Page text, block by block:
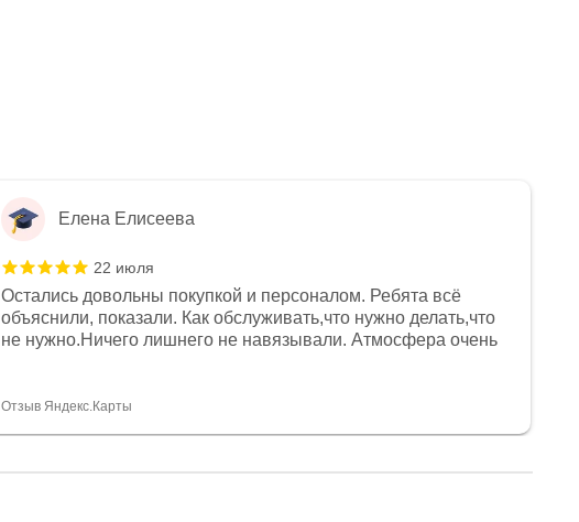
Елена Елисеева
22 июля
Остались довольны покупкой и персоналом. Ребята всё
объяснили, показали. Как обслуживать,что нужно делать,что
не нужно.Ничего лишнего не навязывали. Атмосфера очень
огромное спасибо Дмитрию, за клиентоориентированность и
Отзыв Яндекс.Карты